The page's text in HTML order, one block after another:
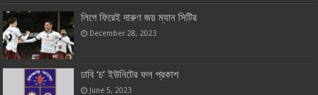
লিগে ফিরেই দারুণ জয় ম্যান সিটির
December 28, 2023
ঢাবি ‘চ’ ইউনিটের ফল প্রকাশ
June 5, 2023